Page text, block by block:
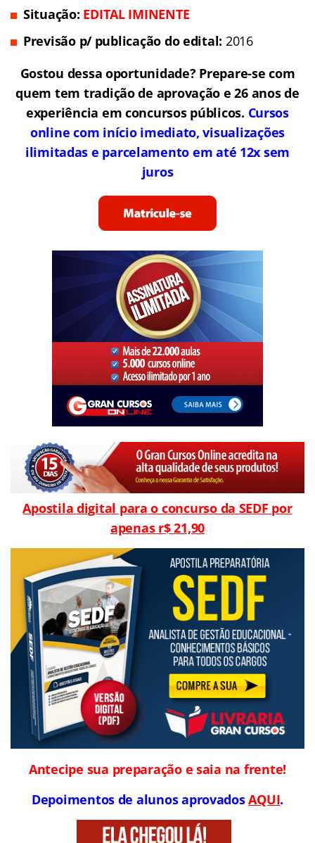
Situação: EDITAL IMINENTE
Previsão p/ publicação do edital: 2016
Gostou dessa oportunidade? Prepare-se com
quem tem tradição de aprovação e 26 anos de
experiência em concursos públicos. Cursos
online com início imediato, visualizações
ilimitadas e parcelamento em até 12x sem
juros
Apostila digital para o concurso da SEDF por
apenas r$ 21,90
Antecipe sua preparação e saia na frente!
Depoimentos de alunos aprovadosAQUI.